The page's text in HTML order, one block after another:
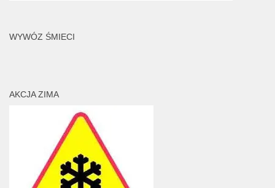
WYWÓZ ŚMIECI
AKCJA ZIMA